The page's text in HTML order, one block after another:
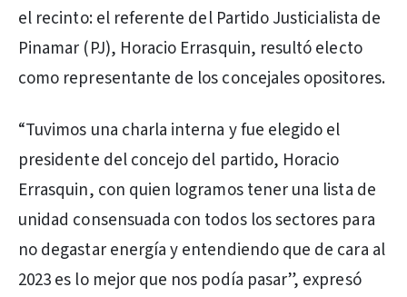
el recinto: el referente del Partido Justicialista de
Pinamar (PJ), Horacio Errasquin, resultó electo
como representante de los concejales opositores.
“Tuvimos una charla interna y fue elegido el
presidente del concejo del partido, Horacio
Errasquin, con quien logramos tener una lista de
unidad consensuada con todos los sectores para
no degastar energía y entendiendo que de cara al
2023 es lo mejor que nos podía pasar”, expresó